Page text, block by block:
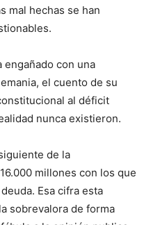
mal hechas se han
engañado con una
el cuento de su
al déficit
nunca existieron.
de la
millones con los que
Esa cifra esta
sobrevalora de forma